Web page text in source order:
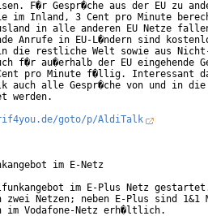
F�r Gespr�che aus der EU zu
im Inland, 3 Cent pro Minute
in alle anderen EU Netze
Anrufe in EU-L�ndern sind
die restliche Welt sowie aus Nicht-
f�r au�erhalb der EU eingehende
Cent pro Minute f�llig. Interessant
auch alle Gespr�che von und in die
werden.
goto/p/AldiTalk
im E-Netz
im E-Plus Netz
Netzen; neben E-Plus sind 1&1
im Vodafone-Netz erh�ltlich.